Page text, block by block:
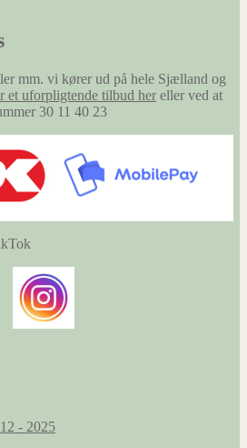
mm. vi kører ud på hele Sjælland og
et uforpligtende tilbud her eller ved at
30 11 40 23
- 2025